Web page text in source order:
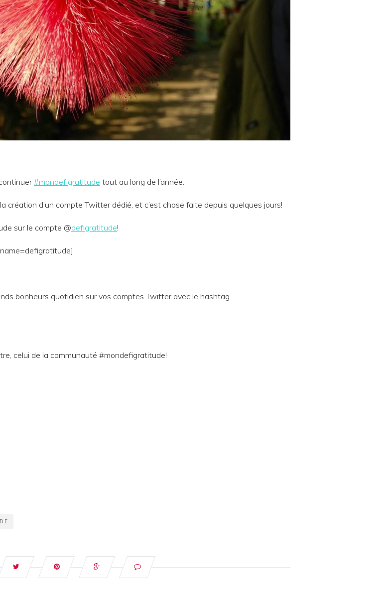
#mondefigratitude tout au long de l’année.
création d’un compte Twitter dédié, et c’est chose faite depuis quelques jours!
sur le compte @defigratitude!
bonheurs quotidien sur vos comptes Twitter avec le hashtag
celui de la communauté #mondefigratitude!